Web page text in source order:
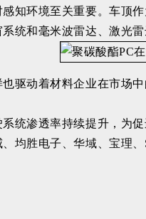
知环境至关重要。车顶
统和毫米波雷达、激光
驱动着材料企业在市场
统渗透率持续提升，为
均胜电子、华域、宝理